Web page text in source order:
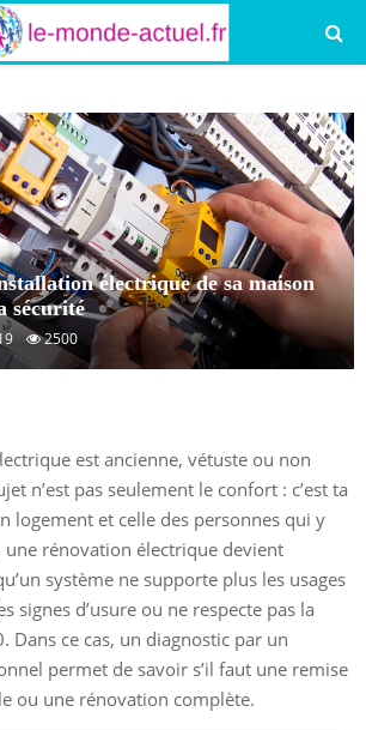
électrique de sa maison
sécurité
2500
est ancienne, vétuste ou non
n’est pas seulement le confort : c’est ta
logement et celle des personnes qui y
rénovation électrique devient
système ne supporte plus les usages
signes d’usure ou ne respecte pas la
Dans ce cas, un diagnostic par un
permet de savoir s’il faut une remise
ou une rénovation complète.